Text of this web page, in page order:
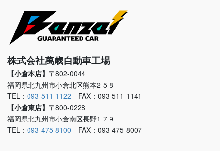
株式会社萬歳自動車工場
【小倉本店】 〒802-0044
福岡県北九州市小倉北区熊本2-5-8
TEL： 093-511-1122 FAX：093-511-1141
【小倉東店】 〒800-0228
福岡県北九州市小倉南区長野1-7-9
TEL： 093-475-8100 FAX：093-475-8007